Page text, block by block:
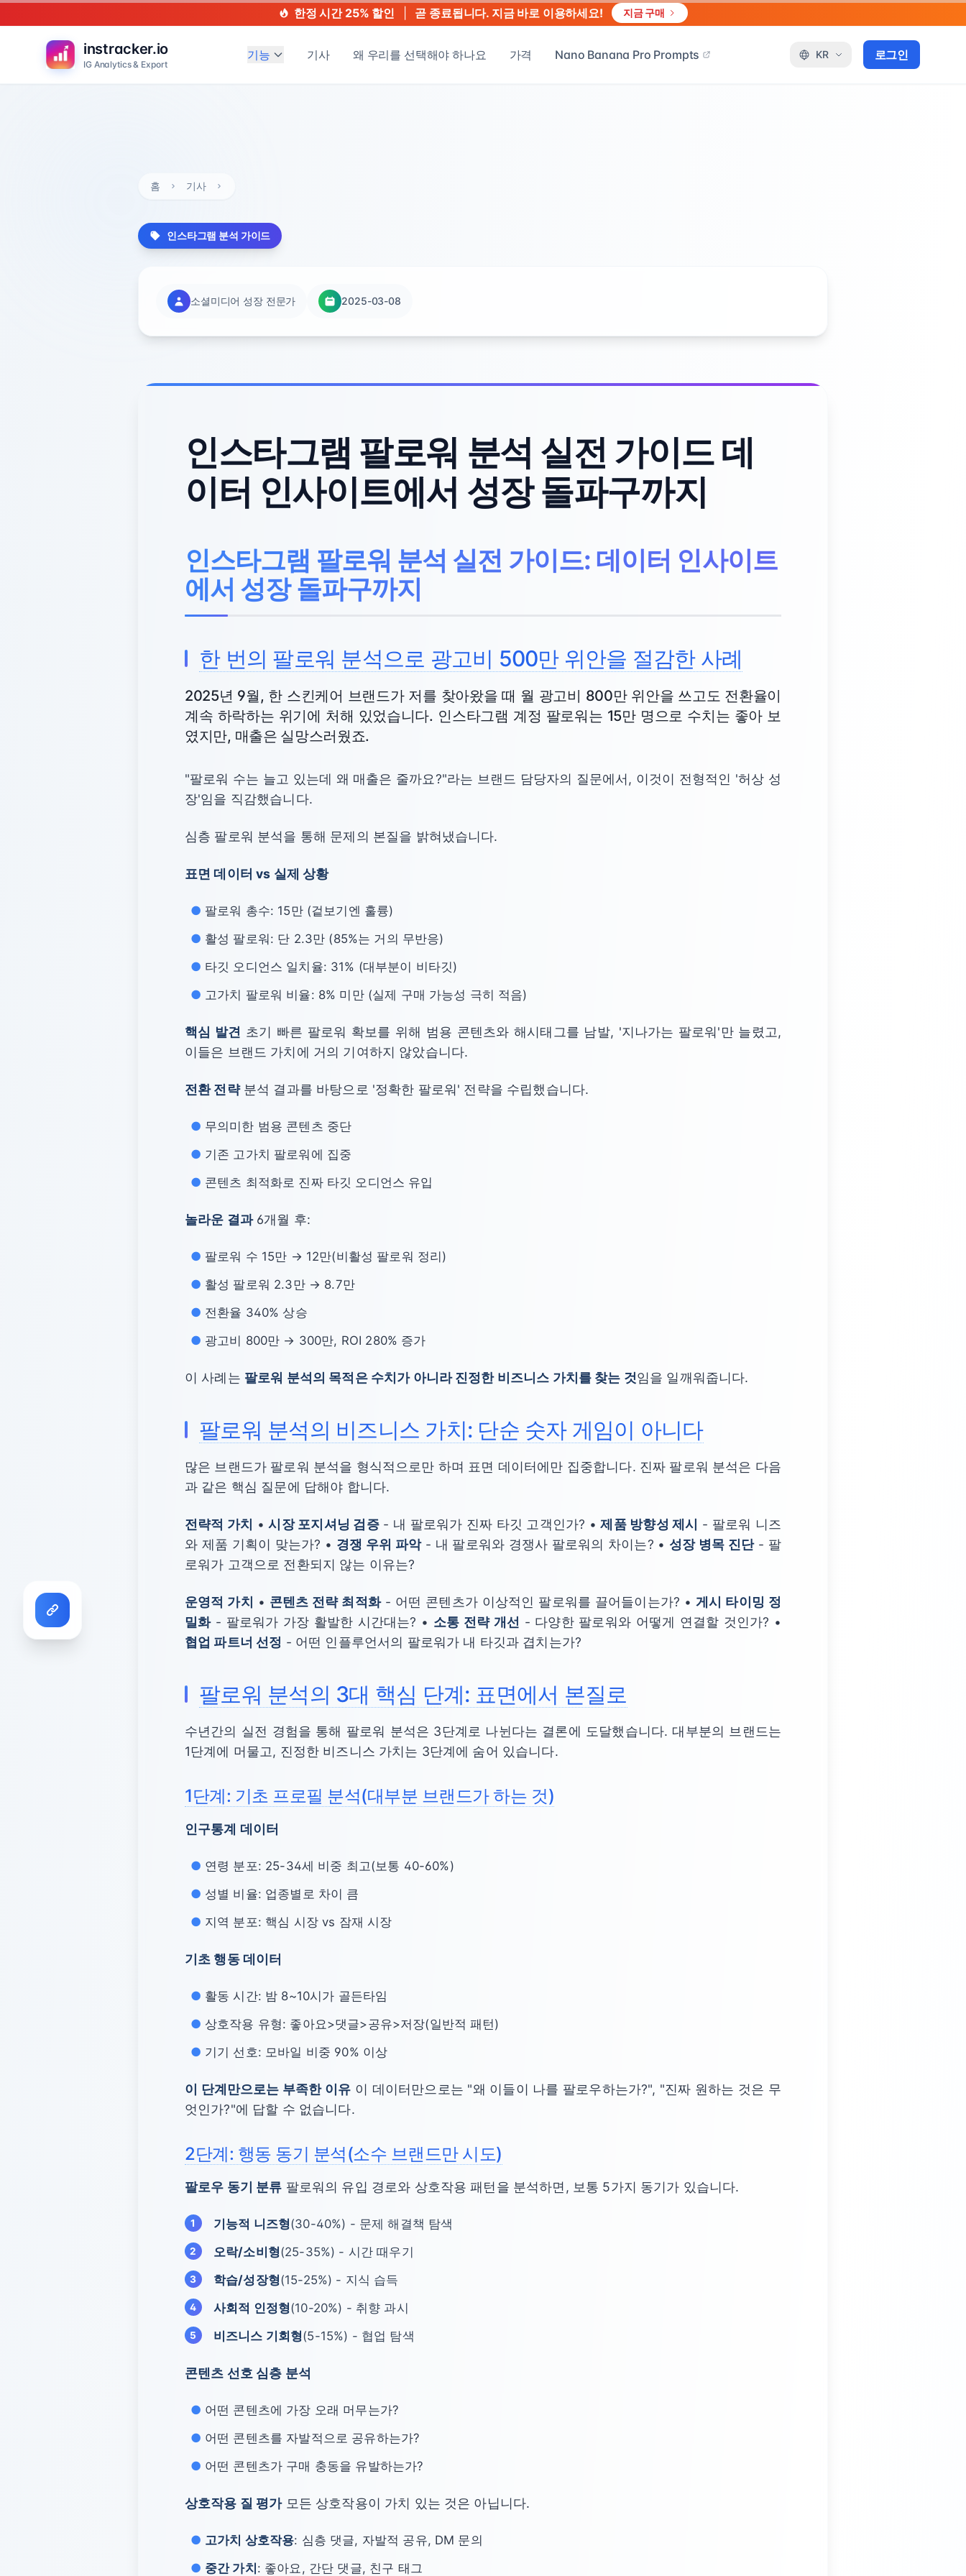
한정 시간 25% 할인 곧 종료됩니다. 지금 바로 이용하세요! 지금 구매
instracker.io
IG Analytics & Export
기능 기사 왜 우리를 선택해야 하나요 가격 Nano Banana Pro Prompts KR 로그인
홈 기사
인스타그램 분석 가이드
소셜미디어 성장 전문가 2025-03-08
인스타그램 팔로워 분석 실전 가이드 데
이터 인사이트에서 성장 돌파구까지
인스타그램 팔로워 분석 실전 가이드: 데이터 인사이트
에서 성장 돌파구까지
한 번의 팔로워 분석으로 광고비 500만 위안을 절감한 사례
2025년 9월, 한 스킨케어 브랜드가 저를 찾아왔을 때 월 광고비 800만 위안을 쓰고도 전환율이
계속 하락하는 위기에 처해 있었습니다. 인스타그램 계정 팔로워는 15만 명으로 수치는 좋아 보
였지만, 매출은 실망스러웠죠.
"팔로워 수는 늘고 있는데 왜 매출은 줄까요?"라는 브랜드 담당자의 질문에서, 이것이 전형적인 '허상 성
장'임을 직감했습니다.
심층 팔로워 분석을 통해 문제의 본질을 밝혀냈습니다.
표면 데이터 vs 실제 상황
팔로워 총수: 15만 (겉보기엔 훌륭)
활성 팔로워: 단 2.3만 (85%는 거의 무반응)
타깃 오디언스 일치율: 31% (대부분이 비타깃)
고가치 팔로워 비율: 8% 미만 (실제 구매 가능성 극히 적음)
핵심 발견 초기 빠른 팔로워 확보를 위해 범용 콘텐츠와 해시태그를 남발, '지나가는 팔로워'만 늘렸고,
이들은 브랜드 가치에 거의 기여하지 않았습니다.
전환 전략분석 결과를 바탕으로 '정확한 팔로워' 전략을 수립했습니다.
무의미한 범용 콘텐츠 중단
기존 고가치 팔로워에 집중
콘텐츠 최적화로 진짜 타깃 오디언스 유입
놀라운 결과6개월 후:
팔로워 수 15만 → 12만(비활성 팔로워 정리)
활성 팔로워 2.3만 → 8.7만
전환율 340% 상승
광고비 800만 → 300만, ROI 280% 증가
이 사례는 팔로워 분석의 목적은 수치가 아니라 진정한 비즈니스 가치를 찾는 것임을 일깨워줍니다.
팔로워 분석의 비즈니스 가치: 단순 숫자 게임이 아니다
많은 브랜드가 팔로워 분석을 형식적으로만 하며 표면 데이터에만 집중합니다. 진짜 팔로워 분석은 다음
과 같은 핵심 질문에 답해야 합니다.
전략적 가치 •시장 포지셔닝 검증- 내 팔로워가 진짜 타깃 고객인가? •제품 방향성 제시
- 팔로워 니즈
와 제품 기획이 맞는가? • 경쟁 우위 파악- 내 팔로워와 경쟁사 팔로워의 차이는? • 성장 병목 진단- 팔
로워가 고객으로 전환되지 않는 이유는?
운영적 가치 • 콘텐츠 전략 최적화- 어떤 콘텐츠가 이상적인 팔로워를 끌어들이는가? •게시 타이밍 정
밀화- 팔로워가 가장 활발한 시간대는? • 소통 전략 개선 - 다양한 팔로워와 어떻게 연결할 것인가? •
협업 파트너 선정 - 어떤 인플루언서의 팔로워가 내 타깃과 겹치는가?
팔로워 분석의 3대 핵심 단계: 표면에서 본질로
수년간의 실전 경험을 통해 팔로워 분석은 3단계로 나뉜다는 결론에 도달했습니다. 대부분의 브랜드는
1단계에 머물고, 진정한 비즈니스 가치는 3단계에 숨어 있습니다.
1단계: 기초 프로필 분석(대부분 브랜드가 하는 것)
인구통계 데이터
연령 분포: 25-34세 비중 최고(보통 40-60%)
성별 비율: 업종별로 차이 큼
지역 분포: 핵심 시장 vs 잠재 시장
기초 행동 데이터
활동 시간: 밤 8~10시가 골든타임
상호작용 유형: 좋아요>댓글>공유>저장(일반적 패턴)
기기 선호: 모바일 비중 90% 이상
이 단계만으로는 부족한 이유 이 데이터만으로는 "왜 이들이 나를 팔로우하는가?", "진짜 원하는 것은 무
엇인가?"에 답할 수 없습니다.
2단계: 행동 동기 분석(소수 브랜드만 시도)
팔로우 동기 분류 팔로워의 유입 경로와 상호작용 패턴을 분석하면, 보통 5가지 동기가 있습니다.
기능적 니즈형(30-40%) - 문제 해결책 탐색
오락/소비형(25-35%) - 시간 때우기
학습/성장형(15-25%) - 지식 습득
사회적 인정형(10-20%) - 취향 과시
비즈니스 기회형(5-15%) - 협업 탐색
콘텐츠 선호 심층 분석
어떤 콘텐츠에 가장 오래 머무는가?
어떤 콘텐츠를 자발적으로 공유하는가?
어떤 콘텐츠가 구매 충동을 유발하는가?
상호작용 질 평가모든 상호작용이 가치 있는 것은 아닙니다.
고가치 상호작용: 심층 댓글, 자발적 공유, DM 문의
중간 가치 : 좋아요, 간단 댓글, 친구 태그